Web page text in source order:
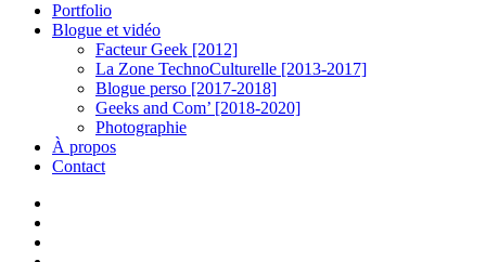
Portfolio
Blogue et vidéo
Facteur Geek [2012]
La Zone TechnoCulturelle [2013-2017]
Blogue perso [2017-2018]
Geeks and Com’ [2018-2020]
Photographie
À propos
Contact